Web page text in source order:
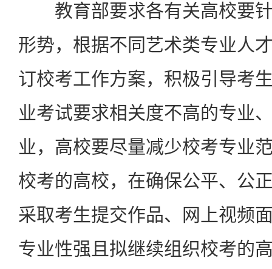
教育部要求各有关高校要针
形势，根据不同艺术类专业人
订校考工作方案，积极引导考
业考试要求相关度不高的专业
业，高校要尽量减少校考专业
校考的高校，在确保公平、公
采取考生提交作品、网上视频
专业性强且拟继续组织校考的